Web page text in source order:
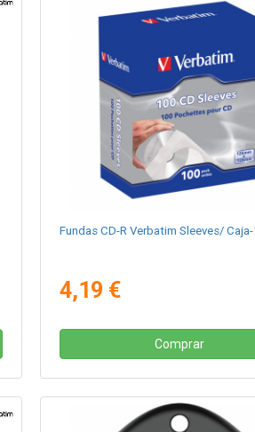
Fundas CD-R Verbatim Sleeves/
4,19 €
Comprar